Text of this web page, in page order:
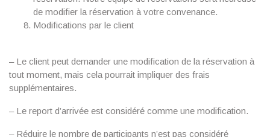
de modifier la réservation à votre convenance.
Modifications par le client
– Le client peut demander une modification de la réservation à
tout moment, mais cela pourrait impliquer des frais
supplémentaires.
– Le report d’arrivée est considéré comme une modification.
– Réduire le nombre de participants n’est pas considéré